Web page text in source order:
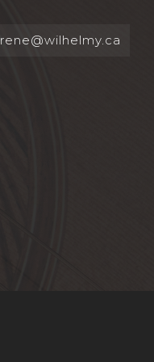
rene@wilhelmy.ca